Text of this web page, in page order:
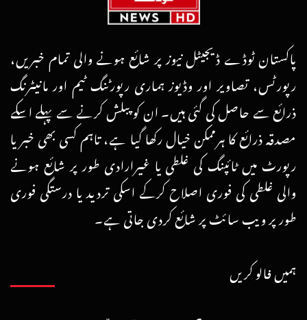
پاکستان ٹوڈے ڈیجیٹل نیوز پر شائع ہونے والی تمام خبریں،
رپورٹس، تصاویر اور وڈیوز ہماری رپورٹنگ ٹیم اور مانیٹرنگ
ذرائع سے حاصل کی گئی ہیں۔ ان کو پبلش کرنے سے پہلے اسکے
مصدقہ ذرائع کا ہرممکن خیال رکھا گیا ہے، تاہم کسی بھی خبر یا
رپورٹ میں ٹائپنگ کی غلطی یا غیرارادی طور پر شائع ہونے
والی غلطی کی فوری اصلاح کرکے اسکی تردید یا درستگی فوری
طور پر ویب سائٹ پر شائع کردی جاتی ہے۔
ہمیں فالو کریں